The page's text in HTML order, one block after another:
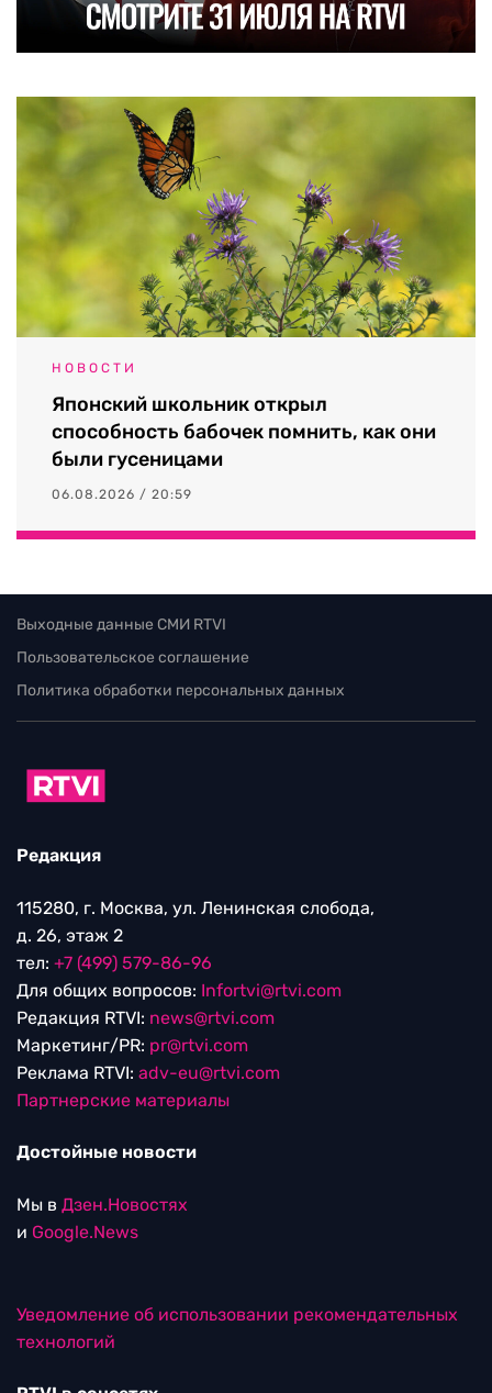
НОВОСТИ
Японский школьник открыл
способность бабочек помнить, как они
были гусеницами
06.08.2026 / 20:59
Выходные данные СМИ RTVI
Пользовательское соглашение
Политика обработки персональных данных
Редакция
115280, г. Москва, ул. Ленинская слобода,
д. 26, этаж 2
тел: +7 (499) 579-86-96
Для общих вопросов: Infortvi@rtvi.com
Редакция RTVI: news@rtvi.com
Маркетинг/PR: pr@rtvi.com
Реклама RTVI: adv-eu@rtvi.com
Партнерские материалы
Достойные новости
Мы в Дзен.Новостях
и Google.News
Уведомление об использовании рекомендательных
технологий